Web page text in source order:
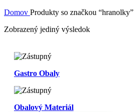
Domov Produkty so značkou “hranolky”
Zobrazený jediný výsledok
Gastro Obaly
Obalový Materiál